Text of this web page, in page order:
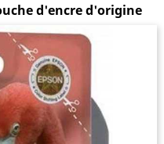
d'encre d'origine